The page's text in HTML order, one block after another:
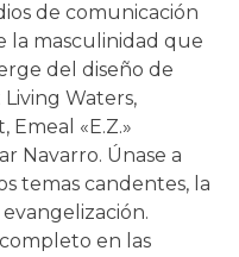
de comunicación
la masculinidad que
del diseño de
Living Waters,
«E.Z.»
Navarro. Únase a
temas candentes, la
en las